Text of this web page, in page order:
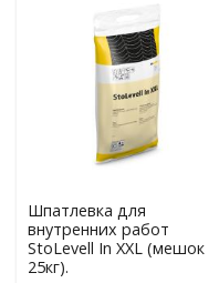
Шпатлевка для
внутренних работ
StoLevell In XXL (мешок
25кг).